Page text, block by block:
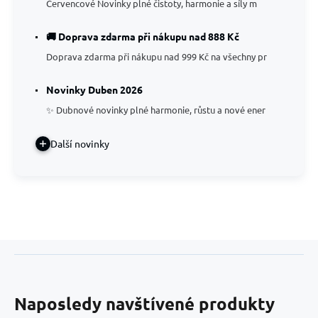
Červencové Novinky plné čistoty, harmonie a síly m
🚚 Doprava zdarma při nákupu nad 888 Kč
Doprava zdarma při nákupu nad 999 Kč na všechny pr
Novinky Duben 2026
✨ Dubnové novinky plné harmonie, růstu a nové ener
Další novinky
Naposledy navštívené produkty